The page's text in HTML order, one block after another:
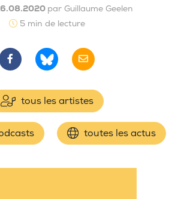
par Guillaume Geelen
5 min de lecture
tous les artistes
toutes les actus